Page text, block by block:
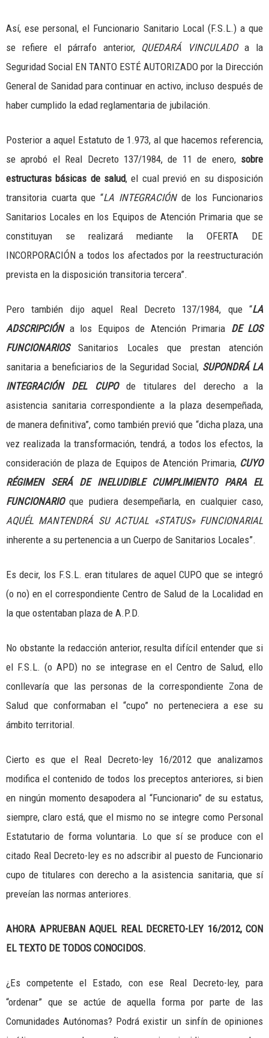
Así, ese personal, el Funcionario Sanitario Local (F.S.L.) a que
se refiere el párrafo anterior, QUEDARÁ VINCULADOa la
Seguridad Social EN TANTO ESTÉ AUTORIZADO por la Dirección
General de Sanidad para continuar en activo, incluso después de
haber cumplido la edad reglamentaria de jubilación.
Posterior a aquel Estatuto de 1.973, al que hacemos referencia,
se aprobó el Real Decreto 137/1984, de 11 de enero, sobre
estructuras básicas de salud, el cual previó en su disposición
transitoria cuarta que “LA INTEGRACIÓNde los Funcionarios
Sanitarios Locales en los Equipos de Atención Primaria que se
constituyan se realizará mediante la OFERTA DE
INCORPORACIÓN a todos los afectados por la reestructuración
prevista en la disposición transitoria tercera”.
Pero también dijo aquel Real Decreto 137/1984, que “LA
ADSCRIPCIÓNa los Equipos de Atención Primaria DE LOS
FUNCIONARIOSSanitarios Locales que prestan atención
sanitaria a beneficiarios de la Seguridad Social, SUPONDRÁ LA
INTEGRACIÓN DEL CUPOde titulares del derecho a la
asistencia sanitaria correspondiente a la plaza desempeñada,
de manera definitiva”, como también previó que “dicha plaza, una
vez realizada la transformación, tendrá, a todos los efectos, la
consideración de plaza de Equipos de Atención Primaria, CUYO
RÉGIMEN SERÁ DE INELUDIBLE CUMPLIMIENTO PARA EL
FUNCIONARIOque pudiera desempeñarla, en cualquier caso,
AQUÉL MANTENDRÁ SU ACTUAL «STATUS» FUNCIONARIAL
inherente a su pertenencia a un Cuerpo de Sanitarios Locales”.
Es decir, los F.S.L. eran titulares de aquel CUPO que se integró
(o no) en el correspondiente Centro de Salud de la Localidad en
la que ostentaban plaza de A.P.D.
No obstante la redacción anterior, resulta difícil entender que si
el F.S.L. (o APD) no se integrase en el Centro de Salud, ello
conllevaría que las personas de la correspondiente Zona de
Salud que conformaban el “cupo” no perteneciera a ese su
ámbito territorial.
Cierto es que el Real Decreto-ley 16/2012 que analizamos
modifica el contenido de todos los preceptos anteriores, si bien
en ningún momento desapodera al “Funcionario” de su estatus,
siempre, claro está, que el mismo no se integre como Personal
Estatutario de forma voluntaria. Lo que sí se produce con el
citado Real Decreto-ley es no adscribir al puesto de Funcionario
cupo de titulares con derecho a la asistencia sanitaria, que sí
preveían las normas anteriores.
AHORA APRUEBAN AQUEL REAL DECRETO-LEY 16/2012, CON
EL TEXTO DE TODOS CONOCIDOS.
¿Es competente el Estado, con ese Real Decreto-ley, para
“ordenar” que se actúe de aquella forma por parte de las
Comunidades Autónomas? Podrá existir un sinfín de opiniones